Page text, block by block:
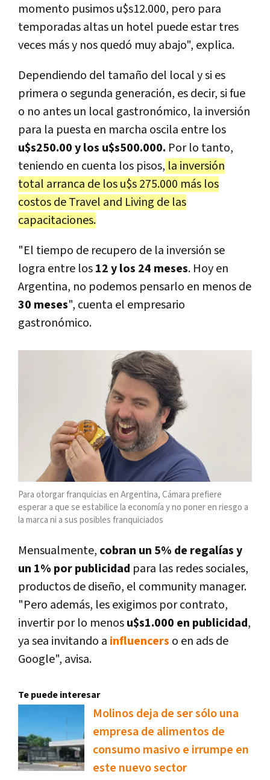
momento pusimos u$s12.000, pero para
temporadas altas un hotel puede estar tres
veces más y nos quedó muy abajo", explica.
Dependiendo del tamaño del local y si es
primera o segunda generación, es decir, si fue
o no antes un local gastronómico, la inversión
para la puesta en marcha oscila entre los
u$s250.00 y los u$s500.000. Por lo tanto,
teniendo en cuenta los pisos, la inversión
total arranca de los u$s 275.000 más los
costos de Travel and Living de las
capacitaciones.
"El tiempo de recupero de la inversión se
logra entre los12 y los 24 meses. Hoy en
Argentina, no podemos pensarlo en menos de
30 meses", cuenta el empresario
gastronómico.
Para otorgar franquicias en Argentina, Cámara prefiere
esperar a que se estabilice la economía y no poner en riesgo a
la marca ni a sus posibles franquiciados
Mensualmente, cobran un 5% de regalías y
un 1% por publicidad para las redes sociales,
productos de diseño, el community manager.
"Pero además, les exigimos por contrato,
invertir por lo menosu$s1.000 en publicidad,
ya sea invitando a influencers o en ads de
Google", avisa.
Te puede interesar
Molinos deja de ser sólo una
empresa de alimentos de
consumo masivo e irrumpe en
este nuevo sector